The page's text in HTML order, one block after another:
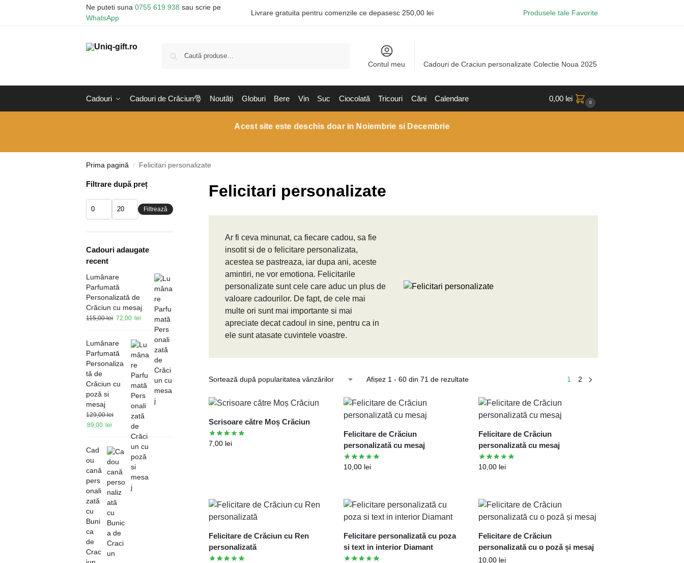
Ne puteti suna 0755 619 938 sau scrie pe
WhatsApp
Livrare gratuita pentru comenzile ce depasesc 250,00 lei Produsele tale Favorite
Contul meu Cadouri de Craciun personalizate Colectie Noua 2025
Cadouri Cadouri de Crăciun🎅 Noutăți Globuri Bere Vin Suc Ciocolată Tricouri Căni Calendare 0,00 lei 0
Acest site este deschis doar in Noiembrie si Decembrie
Prima pagină / Felicitari personalizate
Felicitari personalizate
Ar fi ceva minunat, ca fiecare cadou, sa fie
insotit si de o felicitare personalizata,
acestea se pastreaza, iar dupa ani, aceste
amintiri, ne vor emotiona. Felicitarile
personalizate sunt cele care aduc un plus de
valoare cadourilor. De fapt, de cele mai
multe ori sunt mai importante si mai
apreciate decat cadoul in sine, pentru ca in
ele sunt atasate cuvintele voastre.
Afișez 1 - 60 din 71 de rezultate 1 2
Scrisoare către Moș Crăciun
7,00 lei
Felicitare de Crăciun
personalizată cu mesaj
10,00 lei
Felicitare de Crăciun
personalizată cu mesaj
10,00 lei
Felicitare de Crăciun cu Ren
personalizată
Felicitare personalizată cu poza
si text in interior Diamant
Felicitare de Crăciun
personalizată cu o poză și mesaj
10,00 lei
Filtrare după preț
Filtrează
Cadouri adaugate
recent
Lumânare
Parfumată
Personalizată de
Crăciun cu mesaj
115,00lei 72,00 lei
Lumânare
Parfumată
Personaliza
tă de
Crăciun cu
poză si
mesaj
129,00lei
89,00 lei
Cad
ou
cană
pers
onali
zată
cu
Buni
ca
de
Crac